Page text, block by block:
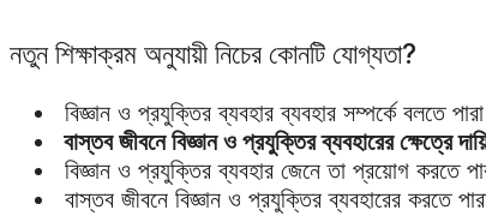
নতুন শিক্ষাক্রম অনুযায়ী নিচের কোনটি যোগ্যতা?
বিজ্ঞান ও প্রযুক্তির ব্যবহার ব্যবহার সম্পর্কে বলতে
বাস্তব জীবনে বিজ্ঞান ও প্রযুক্তির ব্যবহারের ক্ষেত্রে
বিজ্ঞান ও প্রযুক্তির ব্যবহার জেনে তা প্রয়োগ করতে
বাস্তব জীবনে বিজ্ঞান ও প্রযুক্তির ব্যবহারের করতে